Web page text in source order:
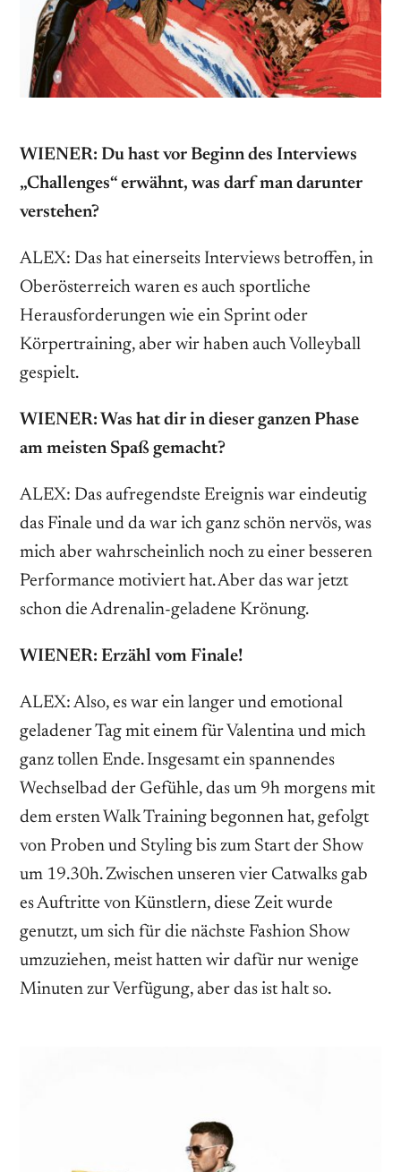
WIENER: Du hast vor Beginn des Interviews
„Challenges“ erwähnt, was darf man darunter
verstehen?
ALEX: Das hat einerseits Interviews betroffen, in
Oberösterreich waren es auch sportliche
Herausfor­derungen wie ein Sprint oder
Körpertraining, aber wir haben auch Volleyball
gespielt.
WIENER: Was hat dir in dieser ganzen Phase
am ­meisten Spaß gemacht?
ALEX: Das aufregendste Ereignis war eindeutig
das Finale und da war ich ganz schön nervös, was
mich aber wahrscheinlich noch zu einer besseren
Perfor­mance motiviert hat. Aber das war jetzt
schon die Adrenalin-geladene Krönung.
WIENER: Erzähl vom Finale!
ALEX: Also, es war ein langer und emotional
geladener Tag mit einem für Valentina und mich
ganz tollen Ende. Insgesamt ein spannendes
Wechselbad der Gefühle, das um 9h morgens mit
dem ersten Walk Training begonnen hat, gefolgt
von Proben und Styling bis zum Start der Show
um 19.30h. Zwischen unseren vier Catwalks gab
es Auftritte von Künstlern, diese Zeit wurde
genutzt, um sich für die nächste Fashion Show
umzuziehen, meist hatten wir dafür nur wenige
Minuten zur Verfügung, aber das ist halt so.